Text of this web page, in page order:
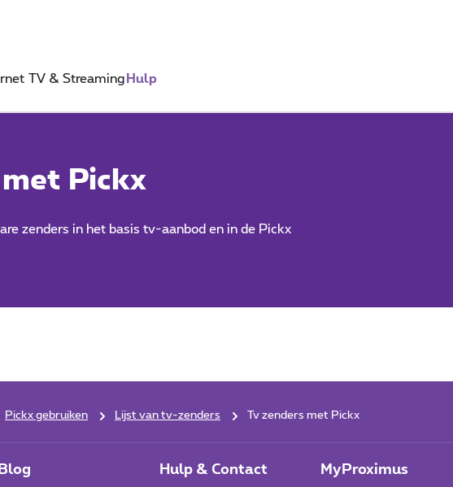
TV & Streaming Hulp
Pickx
zenders in het basis tv-aanbod en in de Pickx
Pickx gebruiken Lijst van tv-zenders Tv zenders met Pickx
Blog Hulp & Contact MyProximus